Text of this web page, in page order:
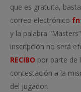
que es gratuita,
correo electrónico
y la palabra
inscripción no será
RECIBO por parte de
contestación a la
del jugador.